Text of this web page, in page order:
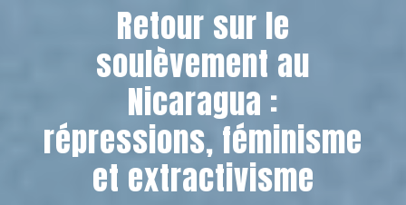
Retour sur le
soulèvement au
Nicaragua :
répressions, féminisme
et extractivisme